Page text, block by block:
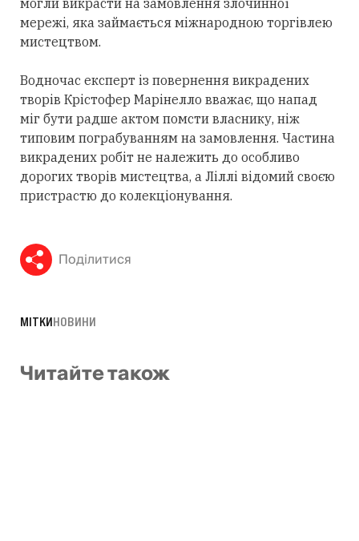
могли викрасти на замовлення злочинної
мережі, яка займається міжнародною торгівлею
мистецтвом.
Водночас експерт із повернення викрадених
творів Крістофер Марінелло вважає, що напад
міг бути радше актом помсти власнику, ніж
типовим пограбуванням на замовлення. Частина
викрадених робіт не належить до особливо
дорогих творів мистецтва, а Ліллі відомий своєю
пристрастю до колекціонування.
Поділитися
МІТКИНОВИНИ
Читайте також